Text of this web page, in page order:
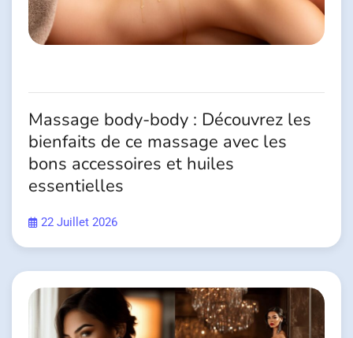
Massage body-body : Découvrez les
bienfaits de ce massage avec les
bons accessoires et huiles
essentielles
22 Juillet 2026